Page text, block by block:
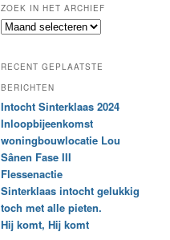
k
n
e
e
n
b
e
a
a
l
d
ZOEK IN HET ARCHIEF
Z
k
i
n
h
t
a
r
c
h
i
RECENT GEPLAATSTE
BERICHTEN
Intocht Sinterklaas 2024
Inloopbijeenkomst
woningbouwlocatie Lou
Sânen Fase III
Flessenactie
Sinterklaas intocht gelukkig
toch met alle pieten.
Hij komt, Hij komt